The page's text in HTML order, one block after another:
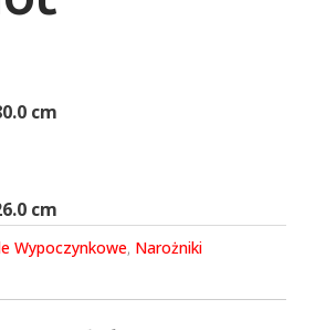
cm
cm
Wypoczynkowe, Narożniki